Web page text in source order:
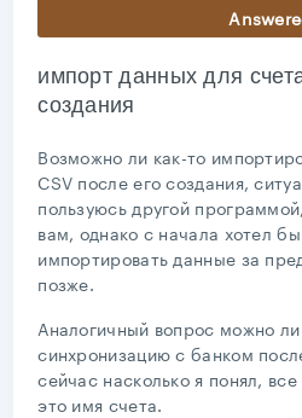
импорт данных для
создания
Возможно ли как-то
CSV после его создания,
пользуюсь другой
вам, однако с начала хотел
импортировать данные за
позже.
Аналогичный вопрос можно
синхронизацию с банком
сейчас насколько я понял,
это имя счета.